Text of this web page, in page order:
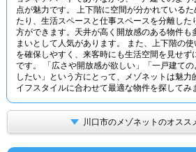
点が魅力です。 上下階に空間が分かれている
たり、生活スペースと仕事スペースを分離した
方ができます。天井が高く開放感のある物件も
まいとして人気があります。 また、上下階の
を確保しやすく、来客時にも生活空間を見せず
です。 「広さや開放感が欲しい」「一戸建て
したい」という方にとって、メゾネットは魅力
イフスタイルに合わせて最適な物件を探してみ
川口市のメゾネットのオスス